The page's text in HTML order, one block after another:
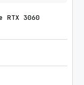
3060